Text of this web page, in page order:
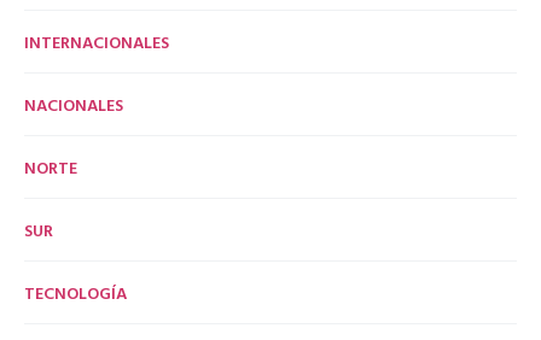
INTERNACIONALES
NACIONALES
NORTE
SUR
TECNOLOGÍA